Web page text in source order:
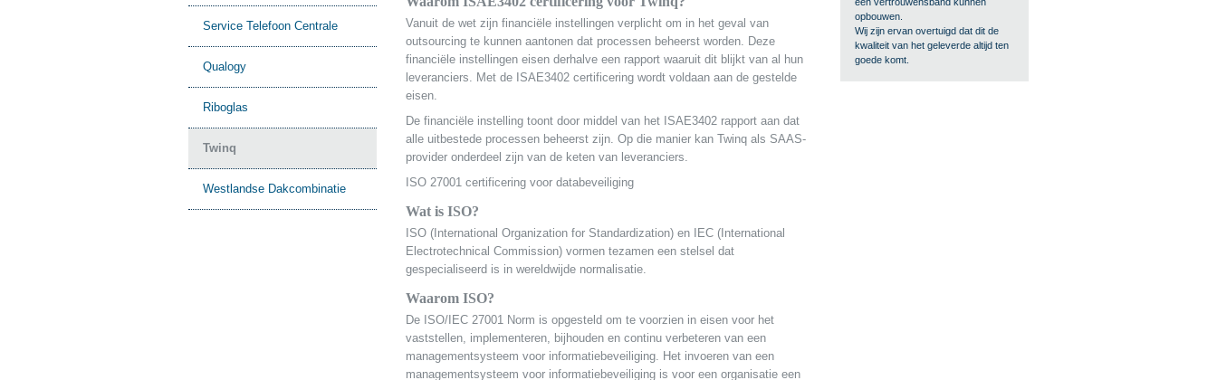
opbouwen.
Wij zijn ervan overtuigd dat dit de
kwaliteit van het geleverde altijd ten
goede komt.
Vanuit de wet zijn financiële instellingen verplicht om in het geval van
outsourcing te kunnen aantonen dat processen beheerst worden. Deze
financiële instellingen eisen derhalve een rapport waaruit dit blijkt van al hun
leveranciers. Met de ISAE3402 certificering wordt voldaan aan de gestelde
eisen.
De financiële instelling toont door middel van het ISAE3402 rapport aan dat
alle uitbestede processen beheerst zijn. Op die manier kan Twinq als SAAS-
provider onderdeel zijn van de keten van leveranciers.
ISO 27001 certificering voor databeveiliging
Wat is ISO?
ISO (International Organization for Standardization) en IEC (International
Electrotechnical Commission) vormen tezamen een stelsel dat
gespecialiseerd is in wereldwijde normalisatie.
Waarom ISO?
De ISO/IEC 27001 Norm is opgesteld om te voorzien in eisen voor het
vaststellen, implementeren, bijhouden en continu verbeteren van een
managementsysteem voor informatiebeveiliging. Het invoeren van een
managementsysteem voor informatiebeveiliging is voor een organisatie een
Service Telefoon Centrale
Qualogy
Riboglas
Twinq
Westlandse Dakcombinatie